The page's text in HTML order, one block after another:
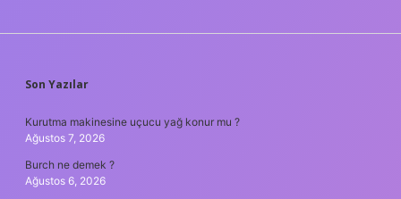
SIDEBAR
Son Yazılar
Kurutma makinesine uçucu yağ konur mu ?
Ağustos 7, 2026
Burch ne demek ?
Ağustos 6, 2026